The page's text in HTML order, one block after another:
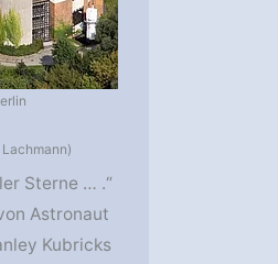
Sterne … .“
Astronaut
Kubricks